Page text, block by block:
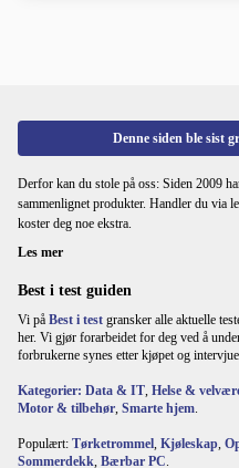
Best i test guiden
Vi på Best i test gransker alle aktuelle
her. Vi gjør forarbeidet for deg ved å
forbrukerne synes etter kjøpet og
Kategorier: Data & IT, Helse &
Motor & tilbehør, Smarte hjem.
Populært: Tørketrommel, Kjøleskap,
Sommerdekk, Bærbar PC.
Denne siden ble sist
Derfor kan du stole på oss: Siden 2009
sammenlignet produkter. Handler du via
koster deg noe ekstra.
Les mer